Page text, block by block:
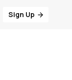
Sign Up